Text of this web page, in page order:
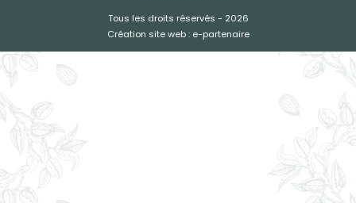
Tous les droits réservés - 2026
Création site web : e-partenaire